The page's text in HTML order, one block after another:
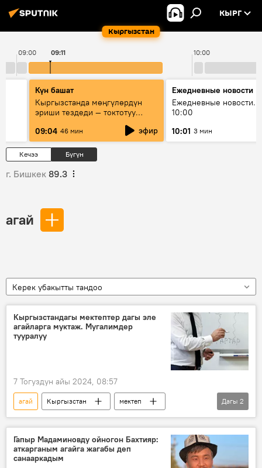
Кыргызстан
КЫРГ
09:00 10:00
09:11
Күн башат
Кыргызстанда мөңгүлөрдүн
эриши тездеди — токтотуу
09:04 46 мин эфир
Ежедневные новости
Ежедневные новости.
10:00
10:01 3 мин
Кечээ Бүгүн
г. Бишкек 89.3
агай
Керек убакытты тандоо
Кыргызстандагы мектептер дагы эле
агайларга муктаж. Мугалимдер
тууралуу
7 Тогуздун айы 2024, 08:57
агай Кыргызстан
мектеп
билим берүү
мугалим
Дагы 2
Гапыр Мадаминовду ойногон Бахтияр:
аткарганым агайга жагабы деп
санааркадым